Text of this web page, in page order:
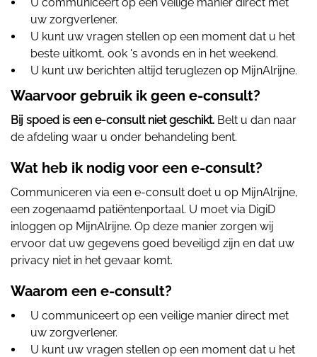
uw zorgverlener.
U kunt uw vragen stellen op een moment dat u het
beste uitkomt, ook 's avonds en in het weekend.
U kunt uw berichten altijd teruglezen op MijnAlrijne.
Waarvoor gebruik ik geen e-consult?
Bij spoed is een e-consult niet geschikt. Belt u dan naar
de afdeling waar u onder behandeling bent.
Wat heb ik nodig voor een e-consult?
Communiceren via een e-consult doet u op MijnAlrijne,
een zogenaamd patiëntenportaal. U moet via DigiD
inloggen op MijnAlrijne. Op deze manier zorgen wij
ervoor dat uw gegevens goed beveiligd zijn en dat uw
privacy niet in het gevaar komt.
Waarom een e-consult?
U communiceert op een veilige manier direct met
uw zorgverlener.
U kunt uw vragen stellen op een moment dat u het